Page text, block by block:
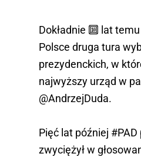
Dokładnie 🔟 lat
Polsce druga tura
prezydenckich, w
najwyższy urząd w
@AndrzejDuda.
Pięć lat później #PAD
zwyciężył w